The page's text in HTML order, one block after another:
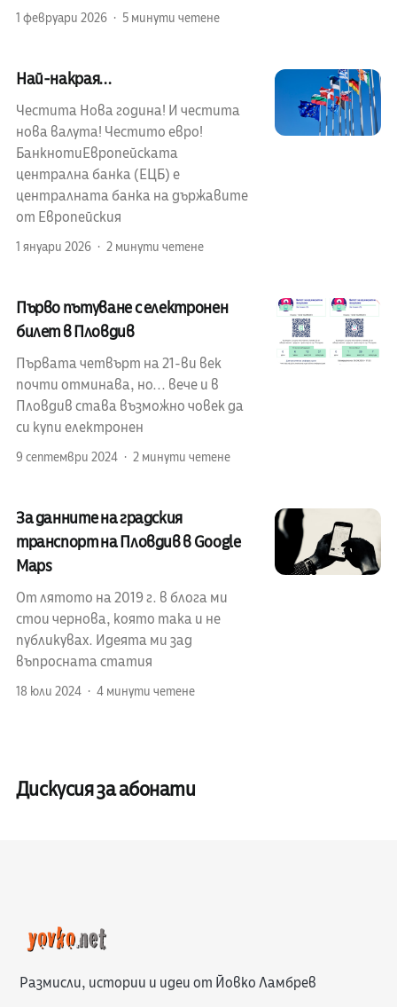
1 февруари 2026 5 минути четене
Най-накрая...
Честита Нова година! И честита
нова валута! Честито евро!
БанкнотиЕвропейската
централна банка (ЕЦБ) е
централната банка на държавите
от Европейския
1 януари 2026 2 минути четене
Първо пътуване с електронен
билет в Пловдив
Първата четвърт на 21-ви век
почти отминава, но... вече и в
Пловдив става възможно човек да
си купи електронен
9 септември 2024 2 минути четене
За данните на градския
транспорт на Пловдив в Google
Maps
От лятото на 2019 г. в блога ми
стои чернова, която така и не
публикувах. Идеята ми зад
въпросната статия
18 юли 2024 4 минути четене
Дискусия за абонати
Размисли, истории и идеи от Йовко Ламбрев